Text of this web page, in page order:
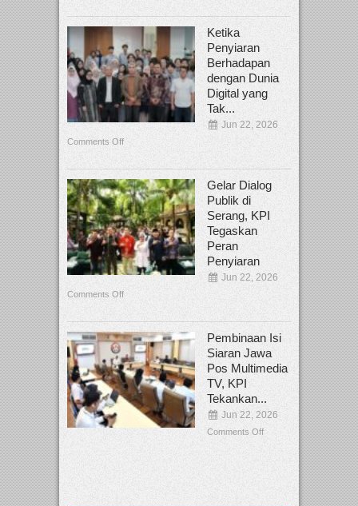
Ketika
Penyiaran
Berhadapan
dengan Dunia
Digital yang
Tak...
Jun 22, 2026
Comments Off
Gelar Dialog
Publik di
Serang, KPI
Tegaskan
Peran
Penyiaran
Jun 22, 2026
Comments Off
Pembinaan Isi
Siaran Jawa
Pos Multimedia
TV, KPI
Tekankan...
Jun 22, 2026
Comments Off